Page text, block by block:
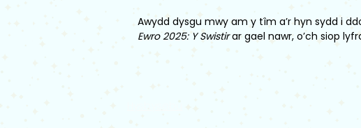
Awydd dysgu mwy am y tîm a’r hyn sydd i
Ewro 2025: Y Swistirar gael nawr, o’ch siop